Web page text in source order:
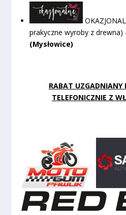
prakyczne wyroby z drewna)
(Mysłowice)
RABAT UZGADNIANY
TELEFONICZNIE Z